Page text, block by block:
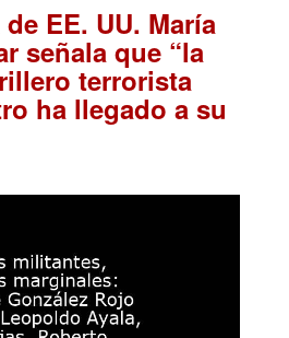
EE. UU. María
señala que “la
terrorista
ha llegado a su